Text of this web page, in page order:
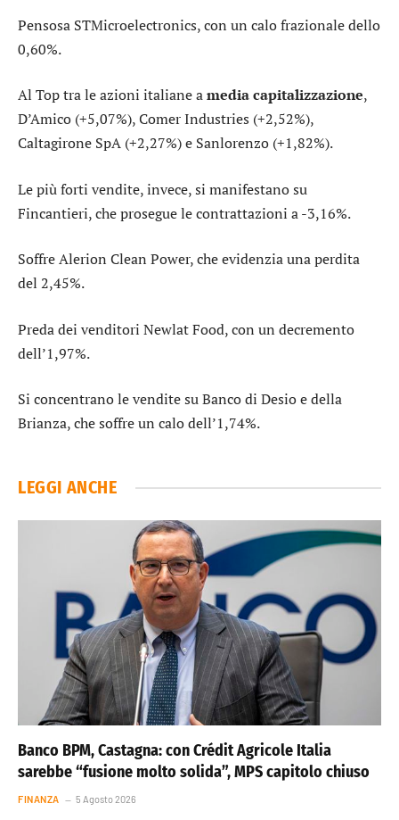
Pensosa STMicroelectronics, con un calo frazionale dello
0,60%.
Al Top tra le azioni italiane amedia capitalizzazione,
D’Amico (+5,07%),Comer Industries (+2,52%),
Caltagirone SpA (+2,27%) e Sanlorenzo (+1,82%).
Le più forti vendite, invece, si manifestano su
Fincantieri, che prosegue le contrattazioni a -3,16%.
SoffreAlerion Clean Power, che evidenzia una perdita
del 2,45%.
Preda dei venditori Newlat Food, con un decremento
dell’1,97%.
Si concentrano le vendite suBanco di Desio e della
Brianza, che soffre un calo dell’1,74%.
LEGGI ANCHE
Banco BPM, Castagna: con Crédit Agricole Italia
sarebbe “fusione molto solida”, MPS capitolo chiuso
FINANZA 5 Agosto 2026